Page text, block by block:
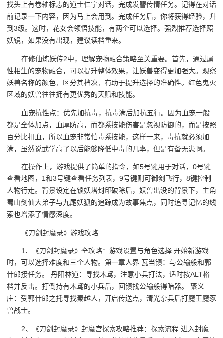
找头上有卷轴标志的道士仁宁对话，完成发簪传情任务。记得在对话
前记录一下内容，因为马上会用到。完成任务后，你将获得经验，升
到3级。这时，花女会领悟技能，有两个可以选择。强烈推荐选择照
妖镜，如果没有出现，建议读档重来。
在修仙炼妖传2中，理解宠物融合策略至关重要。首先，通过属
性相生的宠物融合，可以提升整体效果，让妖兽变得更加强大。观察
妖兽名称的颜色，区分其档次，有助于提升选择的准确性。红色鬼火
区域的妖兽往往拥有更优秀的天赋和技能。
血宠抗性点：优先加抗毒，抗毒满后加抗五行。因为血宠一般
都是全体加点，血厚防高，而都系技能伤害是忽视防御的，而是按照
百分比扣血，所以血宠非常怕毒系技能，这样一来，毒抗就必须加
满，虽然说武学高了以后能够降低中毒的几率，但是有备无患啊。
在操作上，游戏提供了简单的指令，如5号键用于对话，0号键
查看地图，1和3号键查看任务列表，9号键则可御剑飞行，8键控制
人物行走。背景设定在锁妖塔封印破除后，妖兽出没的背景下，主角
蜀山剑仙大弟子与九尾妖狐的追踪成为故事焦点，同时追寻记忆的线
索也增添了情感深度。
《刀剑封魔录》游戏攻略
1、《刀剑封魔录》全攻略：游戏设置与角色选择 开始新游戏
时，可以选择难度和三个人物。第一章人界 瓦当镇：与公输般和郭
什郎接任务。 丹阳林道：寻找木鸢，注意小兵打法，适时按ALT格
档并反击。打倒持有木鸢的小兵后，回镇找公输般得暗器。 聚义
庄：受郭什郎之托寻找秦越人，开启传送点，清光杂兵后打魔王魔豕
兽战士。
2、《刀剑封魔录》封魔宫探索攻略推荐：探索流程 进入封魔